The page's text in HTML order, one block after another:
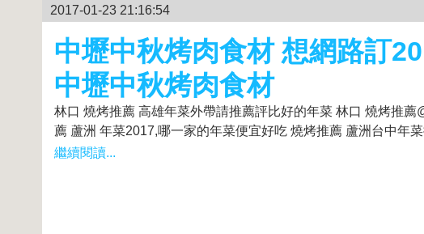
2017-01-23 21:16:54
中壢中秋烤肉食材 想網路訂
中壢中秋烤肉食材
林口 燒烤推薦 高雄年菜外帶請推薦評比好的年菜 林口 燒烤推
薦 蘆洲 年菜2017,哪一家的年菜便宜好吃 燒烤推薦 蘆洲台中年
繼續閱讀...